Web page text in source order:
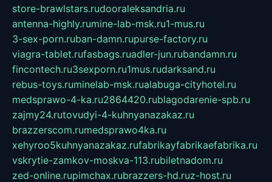
store-brawlstars.rudooraleksandria.ru
antenna-highly.rumine-lab-msk.ru1-mus.ru
3-sex-porn.ruban-damn.rupurse-factory.ru
viagra-tablet.rufasbags.ruadler-jun.rubandamn.ru
fincontech.ru3sexporn.ru1mus.rudarksand.ru
rebus-toys.ruminelab-msk.rualabuga-cityhotel.ru
medsprawo-4-ka.ru2864420.rublagodarenie-spb.ru
zajmy24.rutovudyi-4-kuhnyanazakaz.ru
brazzerscom.rumedsprawo4ka.ru
xehyroo5kuhnyanazakaz.rufabrikayfabrikaefabrika.ru
vskrytie-zamkov-moskva-113.rubiletnadom.ru
zed-online.rupimchax.rubrazzers-hd.ruz-host.ru